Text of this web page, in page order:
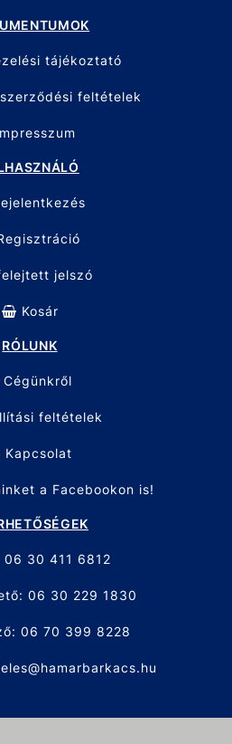
tájékoztató
feltételek
jelszó
Kosár
RÓLUNK
Cégünkről
feltételek
Kapcsolat
a Facebookon is!
06 30 411 6812
06 30 229 1830
06 70 399 8228